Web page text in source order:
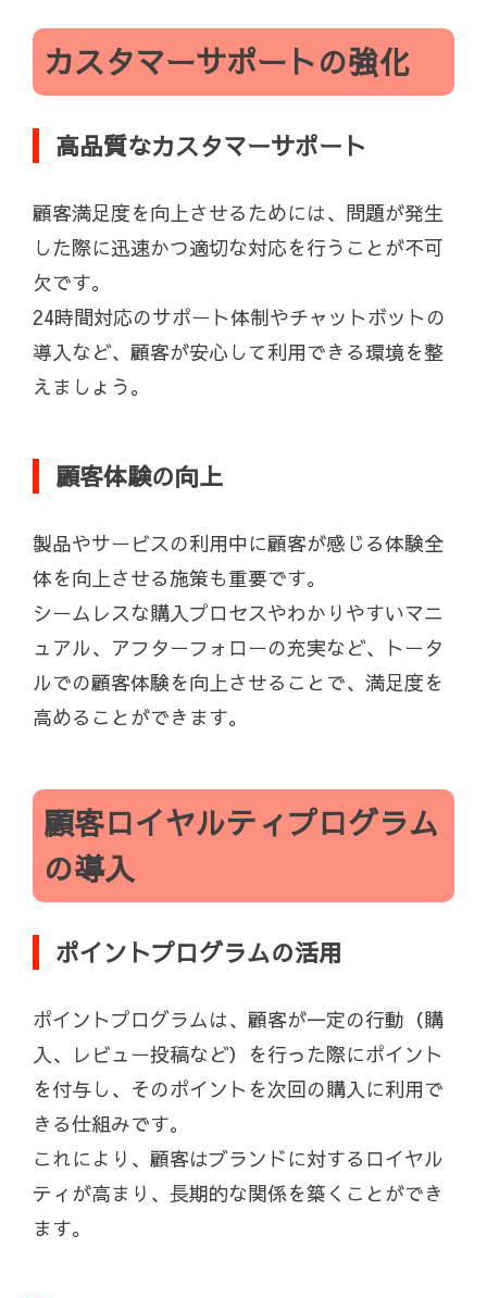
カスタマーサポートの強化
高品質なカスタマーサポート
顧客満足度を向上させるためには、問題が発生
した際に迅速かつ適切な対応を行うことが不可
欠です。
24時間対応のサポート体制やチャットボットの
導入など、顧客が安心して利用できる環境を整
えましょう。
顧客体験の向上
製品やサービスの利用中に顧客が感じる体験全
体を向上させる施策も重要です。
シームレスな購入プロセスやわかりやすいマニ
ュアル、アフターフォローの充実など、トータ
ルでの顧客体験を向上させることで、満足度を
高めることができます。
顧客ロイヤルティプログラム
の導入
ポイントプログラムの活用
ポイントプログラムは、顧客が一定の行動（購
入、レビュー投稿など）を行った際にポイント
を付与し、そのポイントを次回の購入に利用で
きる仕組みです。
これにより、顧客はブランドに対するロイヤル
ティが高まり、長期的な関係を築くことができ
ます。